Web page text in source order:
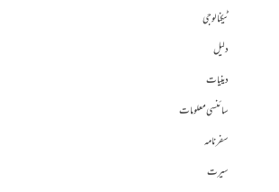
ٹیکنالوجی
دلیل
دینیات
سائنسی معلومات
سفرنامہ
سیرت